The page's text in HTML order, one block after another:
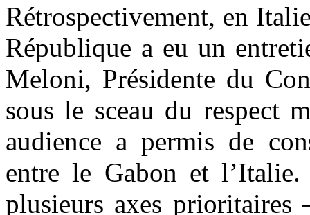
Rétrospectivement, en
République a eu un
Meloni, Présidente du
sous le sceau du respect
audience a permis de
entre le Gabon et
plusieurs axes prioritaires